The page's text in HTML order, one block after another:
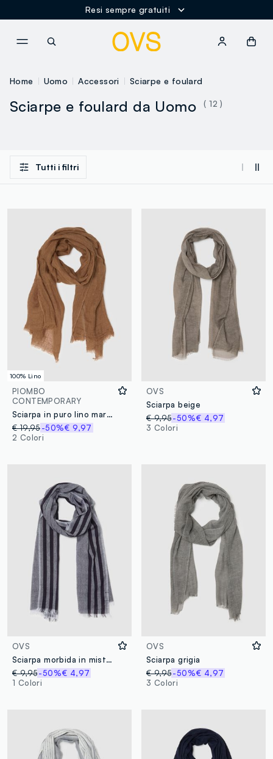
Resi sempre gratuiti
Home Uomo Accessori Sciarpe e foulard
Sciarpe e foulard da Uomo ( 12 )
Tutti i filtri
100% Lino
PIOMBO
CONTEMPORARY
Sciarpa in puro lino marrone
€ 19,95-50%€ 9,97
2 Colori
OVS
Sciarpa beige
€ 9,95-50%€ 4,97
3 Colori
OVS
Sciarpa morbida in misto viscosa e cotone a righe multicolor
€ 9,95-50%€ 4,97
1 Colori
OVS
Sciarpa grigia
€ 9,95-50%€ 4,97
3 Colori